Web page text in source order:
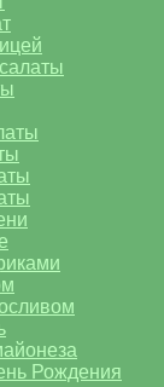
Рождения